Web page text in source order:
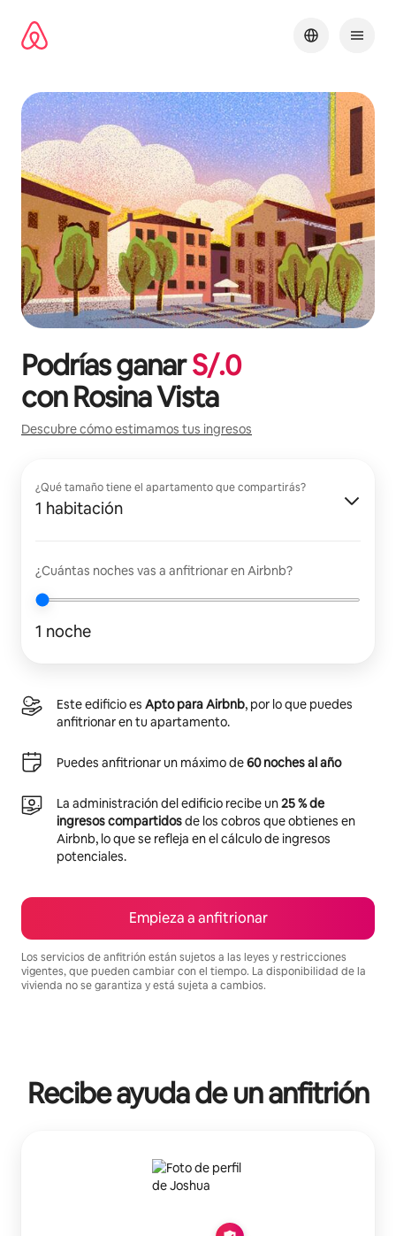
contenido
Podrías ganarS/.0
conRosina Vista
Descubre cómo estimamos tus ingresos
¿Qué tamaño tiene el apartamento que compartirás?
1 habitación
¿Cuántas noches vas a anfitrionar en Airbnb?
1 noche
Este edificio es Apto para Airbnb, por lo que puedes
anfitrionar en tu apartamento.
Puedes anfitrionar un máximo de60 noches al año
La administración del edificio recibe un25 % de
ingresos compartidosde los cobros que obtienes en
Airbnb, lo que se refleja en el cálculo de ingresos
potenciales.
Empieza a anfitrionar
Los servicios de anfitrión están sujetos a las leyes y restricciones
vigentes, que pueden cambiar con el tiempo. La disponibilidad de la
vivienda no se garantiza y está sujeta a cambios.
Recibe ayuda de un anfitrión